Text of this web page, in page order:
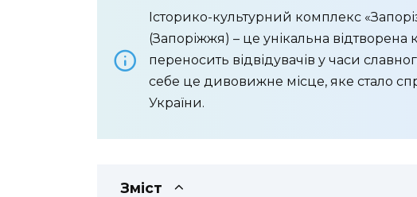
Історико-культурний комплекс
(Запоріжжя) – це унікальна відтворена
переносить відвідувачів у часи
себе це дивовижне місце, яке стало
України.
Зміст